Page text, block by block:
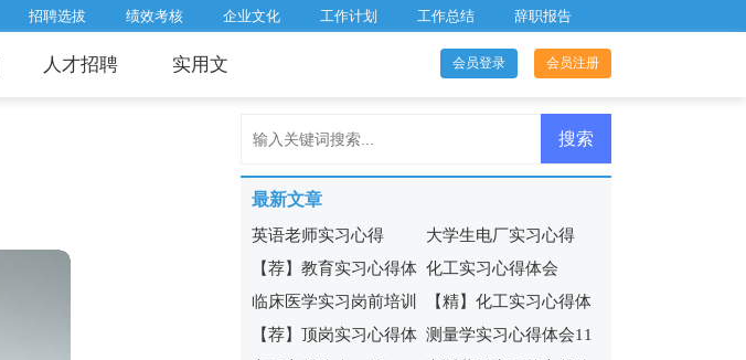
招聘选拔 绩效考核 企业文化 工作计划 工作总结 辞职报告
人才招聘 实用文 会员登录 会员注册
最新文章
英语老师实习心得
大学生电厂实习心得
【荐】教育实习心得体
会
化工实习心得体会
【精】
临床医学实习岗前培训
心得体会3篇
【精】化工实习心得体
会
【荐】顶岗实习心得体 测量学实习心得体会11